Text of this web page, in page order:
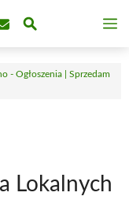
- Ogłoszenia | Sprzedam
Lokalnych